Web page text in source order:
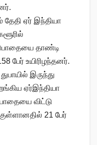
ஏர் இந்தியா
தாண்டி
பேர் உயிரிழந்தனர்.
இருந்து
ஏர்இந்தியா
விட்டு
21 பேர்